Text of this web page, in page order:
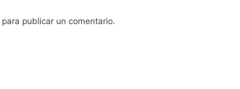
para publicar un comentario.